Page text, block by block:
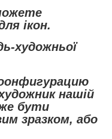
ікон.
художньої
онфигурацию
нашій
бути
зразком, або